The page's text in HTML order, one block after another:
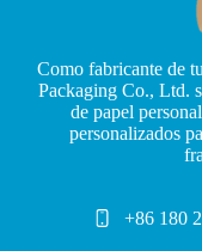
Como fabricante de
Packaging Co., Ltd.
de papel
personalizados
+86 180